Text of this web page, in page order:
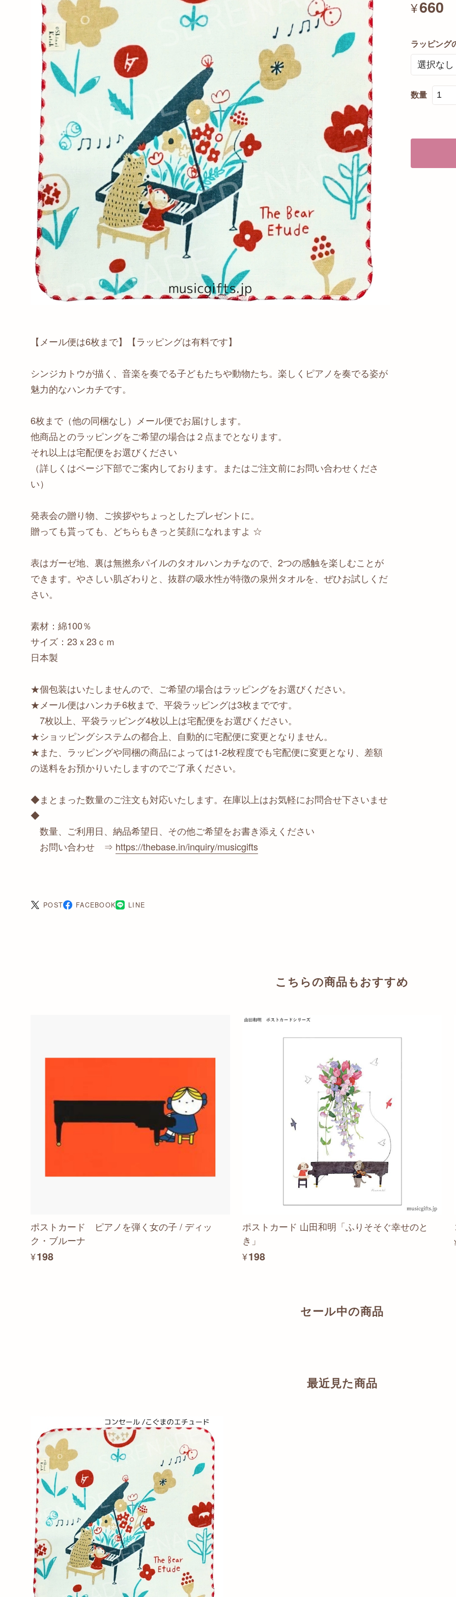
¥660
ラッピン
数量
【メール便は6枚まで】【ラッピングは有料です】
シンジカトウが描く、音楽を奏でる子どもたちや動物たち。楽しくピアノを奏でる姿が
魅力的なハンカチです。
6枚まで（他の同梱なし）メール便でお届けします。
他商品とのラッピングをご希望の場合は２点までとなります。
それ以上は宅配便をお選びください
（詳しくはページ下部でご案内しております。またはご注文前にお問い合わせくださ
い）
発表会の贈り物、ご挨拶やちょっとしたプレゼントに。
贈っても貰っても、どちらもきっと笑顔になれますよ ☆
表はガーゼ地、裏は無撚糸パイルのタオルハンカチなので、2つの感触を楽しむことが
できます。やさしい肌ざわりと、抜群の吸水性が特徴の泉州タオルを、ぜひお試しくだ
さい。
素材：綿100％
サイズ：23ｘ23ｃｍ
日本製
★個包装はいたしませんので、ご希望の場合はラッピングをお選びください。
★メール便はハンカチ6枚まで、平袋ラッピングは3枚までです。
7枚以上、平袋ラッピング4枚以上は宅配便をお選びください。
★ショッピングシステムの都合上、自動的に宅配便に変更となりません。
★また、ラッピングや同梱の商品によっては1-2枚程度でも宅配便に変更となり、差額
の送料をお預かりいたしますのでご了承ください。
◆まとまった数量のご注文も対応いたします。在庫以上はお気軽にお問合せ下さいませ
◆
数量、ご利用日、納品希望日、その他ご希望をお書き添えください
お問い合わせ ⇒ https://thebase.in/inquiry/musicgifts
POST FACEBOOK LINE
こちらの商品もおすすめ
ポストカード ピアノを弾く女の子 / ディッ
ク・ブルーナ
¥198
ポストカード 山田和明「ふりそそぐ幸せのと
き」
¥198
セール中の商品
最近見た商品